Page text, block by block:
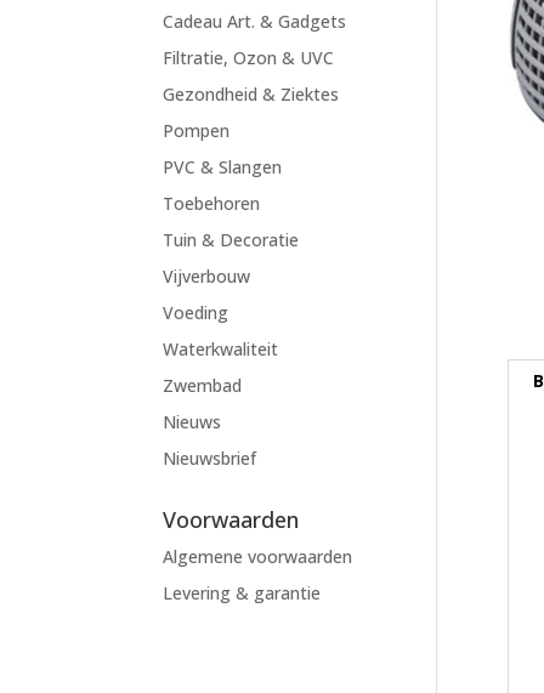
Cadeau Art. & Gadgets
Filtratie, Ozon & UVC
Gezondheid & Ziektes
Pompen
PVC & Slangen
Toebehoren
Tuin & Decoratie
Vijverbouw
Voeding
Waterkwaliteit
Zwembad
Nieuws
Nieuwsbrief
Voorwaarden
Algemene voorwaarden
Levering & garantie